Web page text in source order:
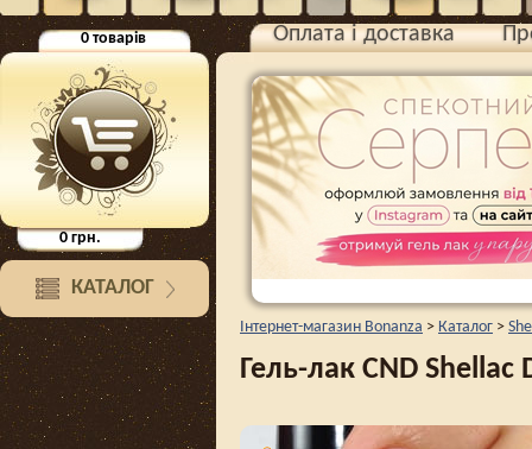
0 товарів
0грн.
КАТАЛОГ
Оплата і доставка
Інтернет-магазин Bonanza > Каталог >
Гель-лак CND Shellac